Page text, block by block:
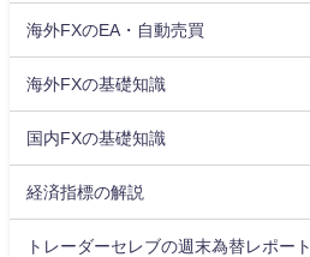
海外FXのEA・自動売買
海外FXの基礎知識
国内FXの基礎知識
経済指標の解説
トレーダーセレブの週末為替レポート